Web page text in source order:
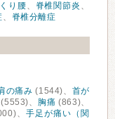
り腰、 脊椎関節炎 、
、 脊椎分離症
の痛み (1544)、 首が
(5553)、 胸痛 (863)、
、 手足が痛い（関